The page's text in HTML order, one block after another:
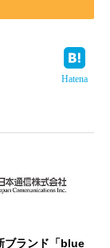
Hatena
ブランド「blue